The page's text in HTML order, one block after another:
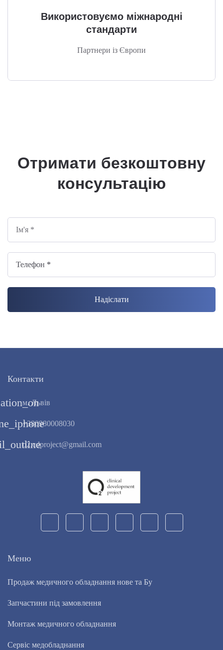
Використовуємо міжнародні
стандарти
Партнери із Європи
Отримати безкоштовну
консультацію
Ім'я *
Телефон *
Контакти
м. Львів
+380980008030
o2.cdproject@gmail.com
Меню
Продаж медичного обладнання нове та Бу
Запчастини під замовлення
Монтаж медичного обладнання
Сервіс медобладнання